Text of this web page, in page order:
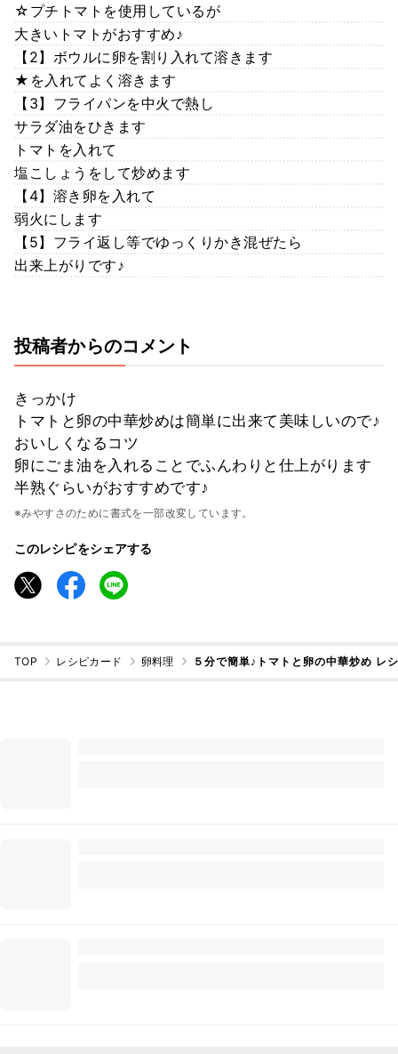
☆プチトマトを使用しているが
大きいトマトがおすすめ♪
【2】ボウルに卵を割り入れて溶きます
★を入れてよく溶きます
【3】フライパンを中火で熱し
サラダ油をひきます
トマトを入れて
塩こしょうをして炒めます
【4】溶き卵を入れて
弱火にします
【5】フライ返し等でゆっくりかき混ぜたら
出来上がりです♪
投稿者からのコメント
きっかけ
トマトと卵の中華炒めは簡単に出来て美味しいので♪
おいしくなるコツ
卵にごま油を入れることでふんわりと仕上がります
半熟ぐらいがおすすめです♪
※みやすさのために書式を一部改変しています。
このレシピをシェアする
TOP レシピカード 卵料理 ５分で簡単♪トマトと卵の中華炒め レ